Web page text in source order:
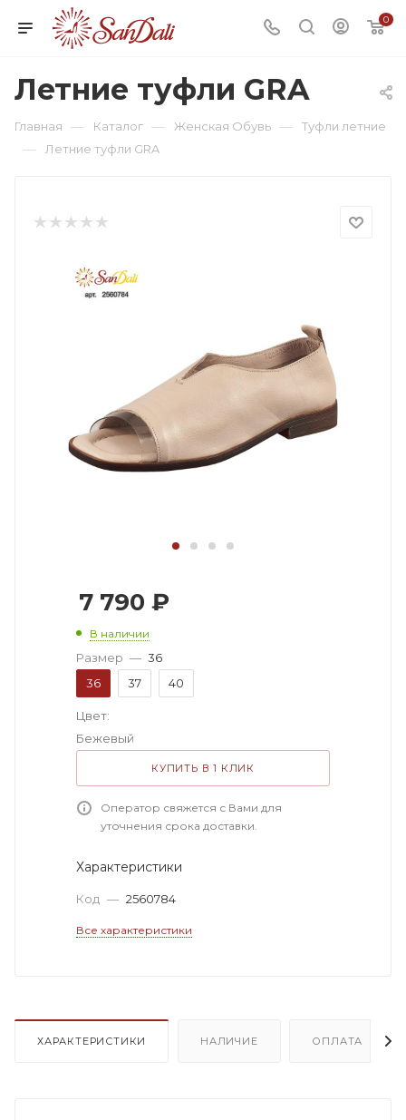
0
Летние туфли GRA
Главная — Каталог — Женская Обувь — Туфли летние
— Летние туфли GRA
7 790 ₽
В наличии
Размер — 36
36
37 40
Цвет:
Бежевый
КУПИТЬ В 1 КЛИК
Оператор свяжется с Вами для
уточнения срока доставки.
Характеристики
Код — 2560784
Все характеристики
ХАРАКТЕРИСТИКИ НАЛИЧИЕ ОПЛАТА